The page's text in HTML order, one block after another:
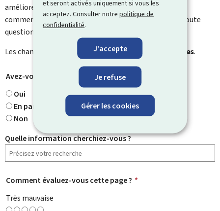
et seront activés uniquement si vous les
acceptez. Consulter notrepolitique de
confidentialité.
J'accepte
Je refuse
Gérer les cookies
améliorer. Vous ne recevrez pas de réponse à votre
commentaire. Utilisez le formulaire de contact pour toute
question particulière.
Les champs marqués d’une étoile ( * obligatoires.
Avez-vous trouvé ce que vous cherchiez ?
Oui
En partie
Non
Quelle information cherchiez-vous ?
Comment évaluez-vous cette page ? *
Très mauvaise